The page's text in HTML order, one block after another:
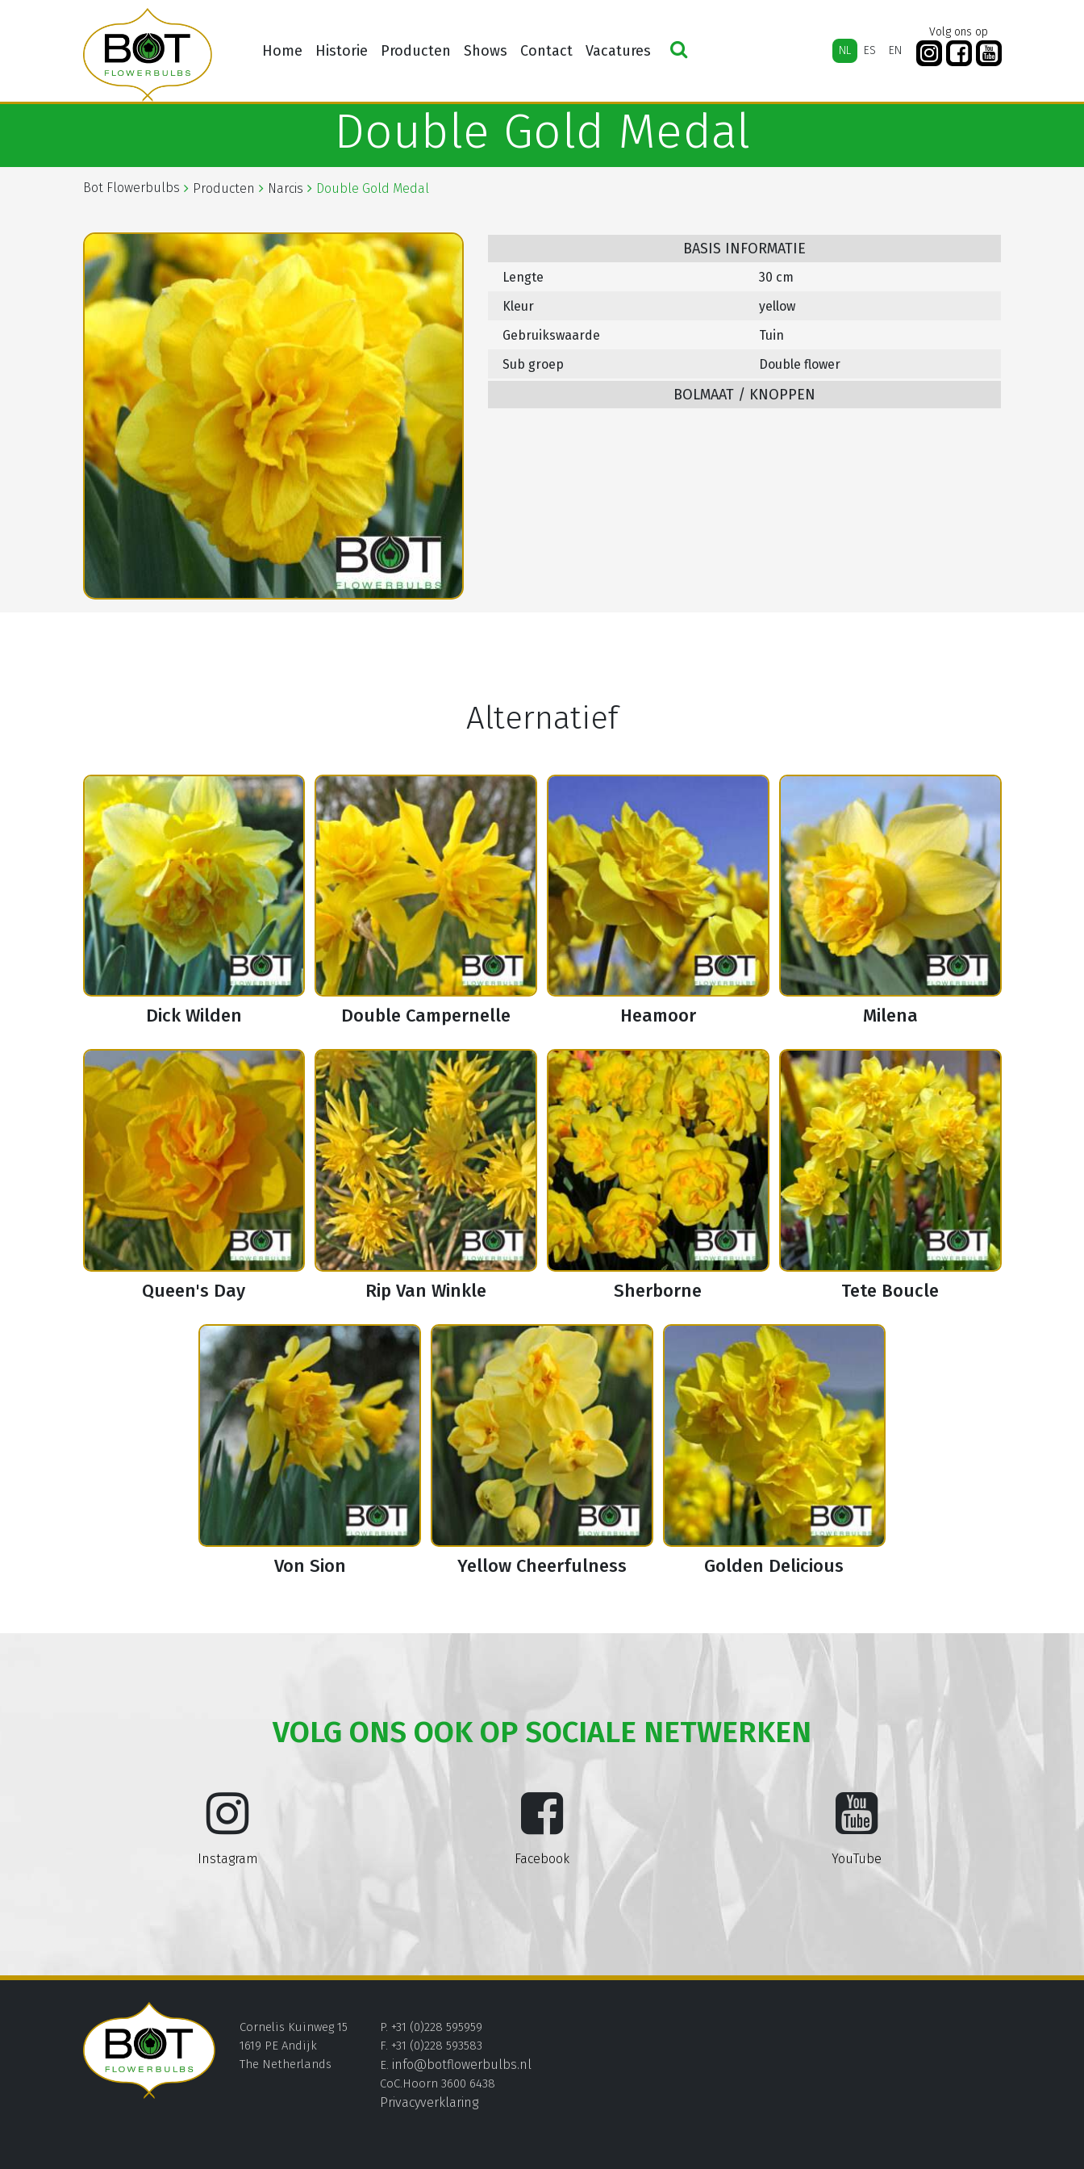
Home Historie Producten Shows Contact Vacatures NL ES EN
Volg ons op
Double Gold Medal
Bot Flowerbulbs Producten Narcis Double Gold Medal
BASIS INFORMATIE
Lengte
30 cm
Kleur
yellow
Gebruikswaarde
Tuin
Sub groep
Double flower
BOLMAAT / KNOPPEN
Alternatief
Dick Wilden Double Campernelle Heamoor Milena
Queen's Day Rip Van Winkle Sherborne Tete Boucle
Von Sion Yellow Cheerfulness Golden Delicious
VOLG ONS OOK OP SOCIALE NETWERKEN
Instagram Facebook YouTube
Cornelis Kuinweg 15
1619 PE Andijk
The Netherlands
P. +31 (0)228 595959
F. +31 (0)228 593583
E. info@botflowerbulbs.nl
CoC.Hoorn 3600 6438
Privacyverklaring